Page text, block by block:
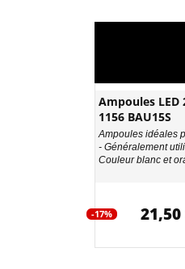
Ampoules LED
1156 BAU15S
Ampoules idéales
- Généralement
Couleur blanc et
-17% 21,50